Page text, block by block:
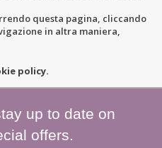
questa pagina, cliccando
in altra maniera,
policy.
up to date on
offers.